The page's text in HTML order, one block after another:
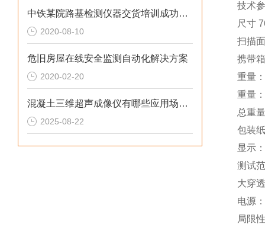
中铁某院路基检测仪器交货培训成功验收
2020-08-10
危旧房屋在线安全监测自动化解决方案
2020-02-20
混凝土三维超声成像仪有哪些应用场景？
2025-08-22
技术
尺寸
扫描
携带
重量
重量
总重
包装
显示
测试
大穿
电源
局限